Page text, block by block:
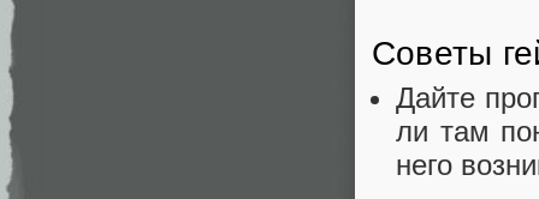
Советы
Дайте
ли там
него